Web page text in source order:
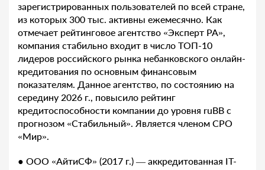
зарегистрированных пользователей по всей стране,
из которых 300 тыс. активны ежемесячно. Как
отмечает рейтинговое агентство «Эксперт РА»,
компания стабильно входит в число ТОП-10
лидеров российского рынка небанковского онлайн-
кредитования по основным финансовым
показателям. Данное агентство, по состоянию на
середину 2026 г., повысило рейтинг
кредитоспособности компании до уровня ruBB с
прогнозом «Стабильный». Является членом СРО
«Мир».
● ООО «АйтиСФ» (2017 г.) — аккредитованная IT-